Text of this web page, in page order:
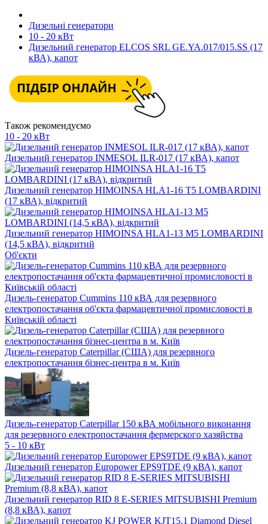
Дизельні генератори
10 - 20 кВт
Дизельний генератор ELCOS SRL GE.YA.017/015.SS (17
кВА), капот
Також рекомендуємо
10 - 20 кВт
Дизельний генератор INMESOL ILR-017 (17 кВА), капот
Дизельний генератор HIMOINSA HLA1-16 T5 LOMBARDINI
(17 кВА), відкритий
Дизельний генератор HIMOINSA HLA1-13 M5 LOMBARDINI
(14,5 кВА), відкритий
Об'єкти
Дизель-генератор Cummins 110 кВА для резервного
електропостачання об'єкта фармацевтичної промисловості в
Київській області
Дизель-генератор Caterpillar (США) для резервного
електропостачання бізнес-центра в м. Київ
Дизель-генератор Caterpillar 150 кВА мобільного виконання
для резервного електропостачання фермерского хазяйства
5 - 10 кВт
Дизельний генератор Europower EPS9TDE (9 кВА), капот
Дизельний генератор RID 8 E-SERIES MITSUBISHI Premium
(8,8 кВА), капот